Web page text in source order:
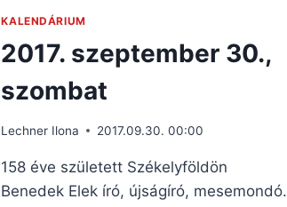
KALENDÁRIUM
2017. szeptember 30.,
szombat
Lechner Ilona 2017.09.30. 00:00
158 éve született Székelyföldön
Benedek Elek író, újságíró, mesemondó.